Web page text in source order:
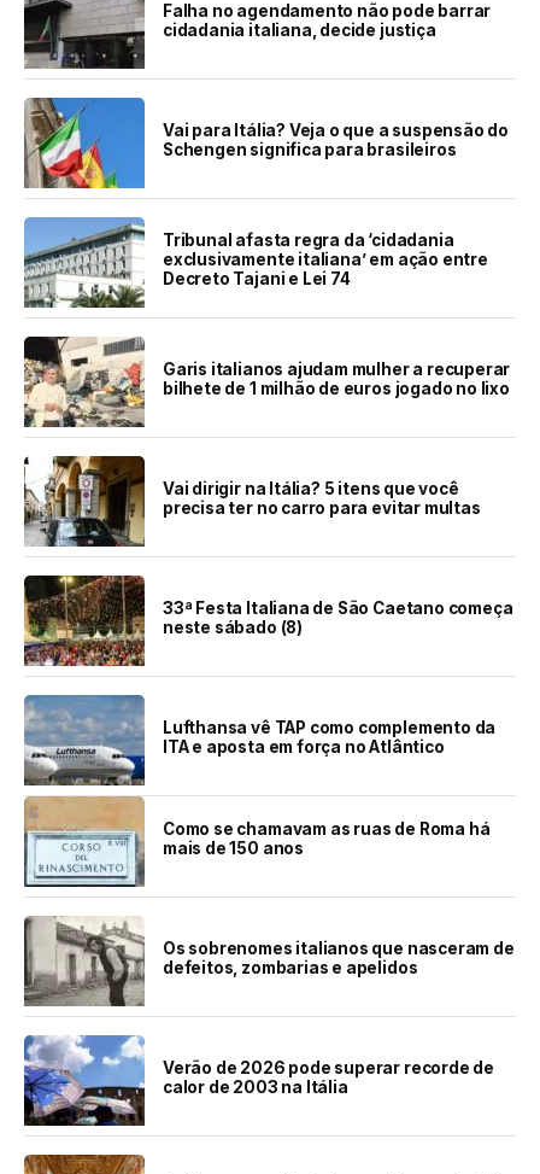
Falha no agendamento não pode barrar
cidadania italiana, decide justiça
Vai para Itália? Veja o que a suspensão do
Schengen significa para brasileiros
Tribunal afasta regra da ‘cidadania
exclusivamente italiana’ em ação entre
Decreto Tajani e Lei 74
Garis italianos ajudam mulher a recuperar
bilhete de 1 milhão de euros jogado no lixo
Vai dirigir na Itália? 5 itens que você
precisa ter no carro para evitar multas
33ª Festa Italiana de São Caetano começa
neste sábado (8)
Lufthansa vê TAP como complemento da
ITA e aposta em força no Atlântico
Como se chamavam as ruas de Roma há
mais de 150 anos
Os sobrenomes italianos que nasceram de
defeitos, zombarias e apelidos
Verão de 2026 pode superar recorde de
calor de 2003 na Itália